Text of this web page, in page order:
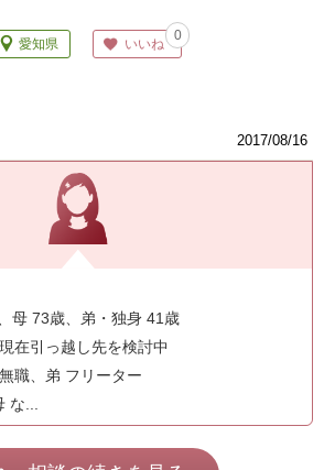
愛知県 いいね
0
2017/08/16
母 73歳、弟・独身 41歳
在引っ越し先を検討中
職、弟 フリーター
...